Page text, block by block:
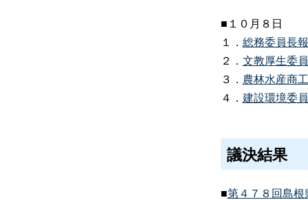
■１０月８日
１． 総務委員長
２． 文教厚生委
３． 農林水産商
４． 建設環境委
議決結果
■第４７８回島